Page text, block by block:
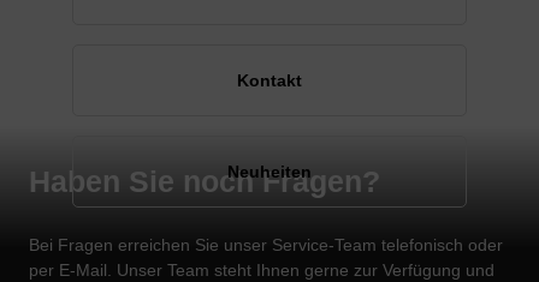
Kontakt
Neuheiten
Haben Sie noch Fragen?
Bei Fragen erreichen Sie unser Service-Team telefonisch oder
per E-Mail. Unser Team steht Ihnen gerne zur Verfügung und